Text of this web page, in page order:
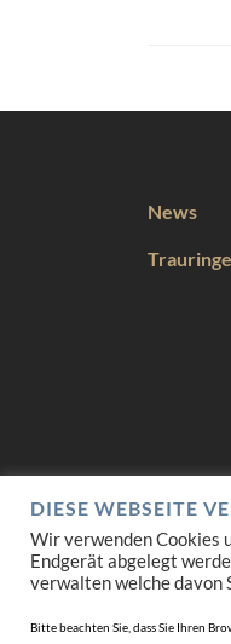
News
DIESE WEBSEITE
Wir verwenden Cookies
Endgerät abgelegt
verwalten welche davon
Bitte beachten Sie, dass Sie Ihren